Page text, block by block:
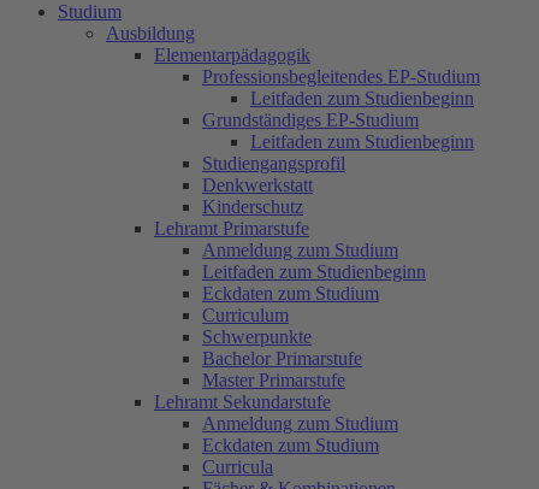
Studium
Ausbildung
Elementarpädagogik
Professionsbegleitendes EP-Studium
Leitfaden zum Studienbeginn
Grundständiges EP-Studium
Leitfaden zum Studienbeginn
Studiengangsprofil
Denkwerkstatt
Kinderschutz
Lehramt Primarstufe
Anmeldung zum Studium
Leitfaden zum Studienbeginn
Eckdaten zum Studium
Curriculum
Schwerpunkte
Bachelor Primarstufe
Master Primarstufe
Lehramt Sekundarstufe
Anmeldung zum Studium
Eckdaten zum Studium
Curricula